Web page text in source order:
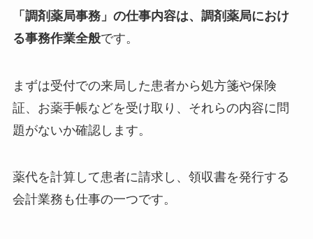
「調剤薬局事務」の仕事内容は、調剤薬局におけ
る事務作業全般です。
まずは受付での来局した患者から処方箋や保険
証、お薬手帳などを受け取り、それらの内容に問
題がないか確認します。
薬代を計算して患者に請求し、領収書を発行する
会計業務も仕事の一つです。